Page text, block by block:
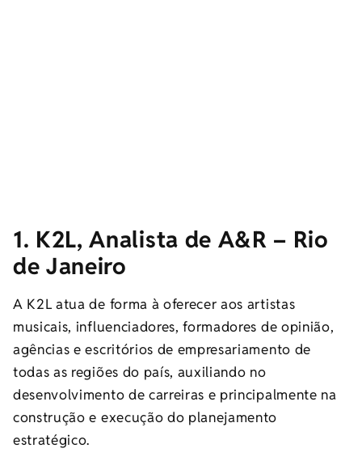
1. K2L, Analista de A&R – Rio
de Janeiro
A K2L atua de forma à oferecer aos artistas
musicais, influenciadores, formadores de opinião,
agências e escritórios de empresariamento de
todas as regiões do país, auxiliando no
desenvolvimento de carreiras e principalmente na
construção e execução do planejamento
estratégico.